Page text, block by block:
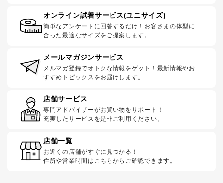
オンライン試着サービス(ユニサイズ)
簡単なアンケートに回答するだけ！お客さまの体型に
合った最適なサイズをご提案します。
メールマガジンサービス
メルマガ登録でオトクな情報をゲット！最新情報やお
すすめトピックスをお届けします。
店舗サービス
専門アドバイザーがお買い物をサポート！
充実したサービスを是非ご利用ください。
店舗一覧
お近くの店舗がすぐに見つかる！
住所や営業時間はこちらからご確認できます。